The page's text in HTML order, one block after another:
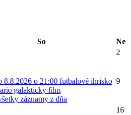
So
Ne
2
8.8.2026 o 21:00 futbalové ihrisko
galakticky film
záznamy z dňa
9
16